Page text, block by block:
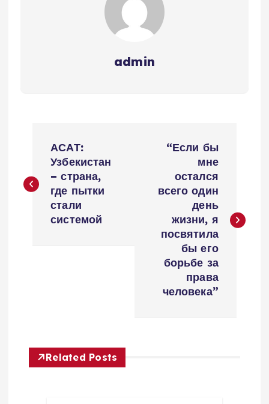
admin
s
g
АСАТ:
Узбекистан
– страна,
где пытки
стали
системой
“Если бы
мне
остался
всего один
день
жизни, я
посвятила
бы его
борьбе за
права
человека”
Related Posts